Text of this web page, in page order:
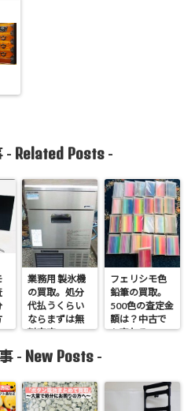
- Related Posts-
業務用 製氷機
の買取。処分
代払うくらい
ならまずは無
料査定
フェリシモ色
鉛筆の買取。
500色の査定金
額は？中古で
も売れる
- New Posts -